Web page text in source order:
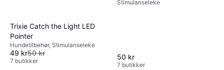
Trixie Catch the Light LED
Pointer
Hundetilbehør, Stimulanseleke
49 kr50 kr
7 butikker
Stimulanseleke
50 kr
7 butikker